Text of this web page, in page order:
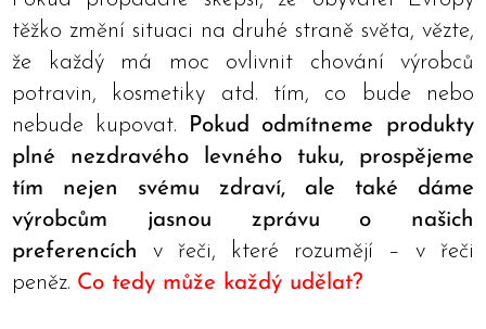
těžko změní situaci na druhé straně světa, vězte,
že každý má moc ovlivnit chování výrobců
potravin, kosmetiky atd. tím, co bude nebo
nebude kupovat.
Pokud odmítneme produkty
plné nezdravého levného tuku, prospějeme
tím nejen svému zdraví, ale také dáme
výrobcům jasnou zprávu o našich
preferencích v řeči, které rozumějí – v řeči
peněz. Co tedy může každý udělat?